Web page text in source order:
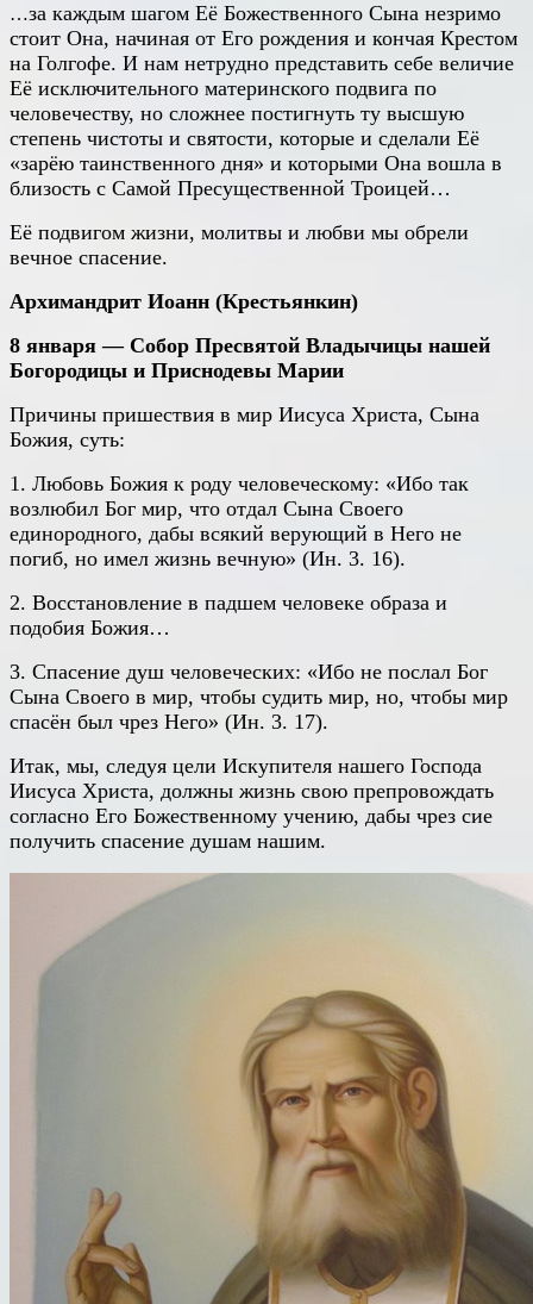
…за каждым шагом Её Божественного Сына незримо
стоит Она, начиная от Его рождения и кончая Крестом
на Голгофе. И нам нетрудно представить себе величие
Её исключительного материнского подвига по
человечеству, но сложнее постигнуть ту высшую
степень чистоты и святости, которые и сделали Её
«зарёю таинственного дня» и которыми Она вошла в
близость с Самой Пресущественной Троицей…
Её подвигом жизни, молитвы и любви мы обрели
вечное спасение.
Архимандрит Иоанн (Крестьянкин)
8 января — Собор Пресвятой Владычицы нашей
Богородицы и Приснодевы Марии
Причины пришествия в мир Иисуса Христа, Сына
Божия, суть:
1. Любовь Божия к роду человеческому: «Ибо так
возлюбил Бог мир, что отдал Сына Своего
единородного, дабы всякий верующий в Него не
погиб, но имел жизнь вечную» (Ин. 3. 16).
2. Восстановление в падшем человеке образа и
подобия Божия…
3. Спасение душ человеческих: «Ибо не послал Бог
Сына Своего в мир, чтобы судить мир, но, чтобы мир
спасён был чрез Него» (Ин. 3. 17).
Итак, мы, следуя цели Искупителя нашего Господа
Иисуса Христа, должны жизнь свою препровождать
согласно Его Божественному учению, дабы чрез сие
получить спасение душам нашим.